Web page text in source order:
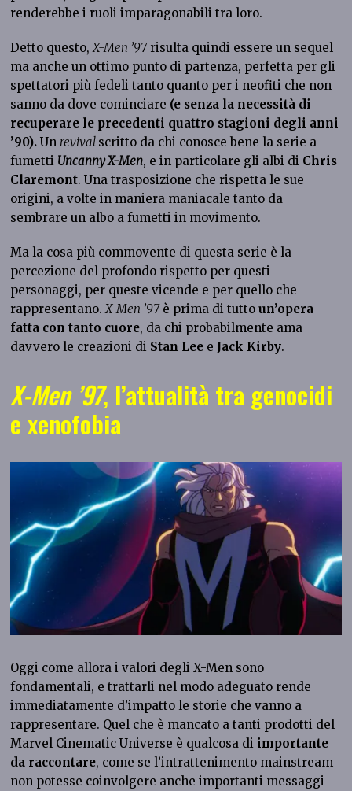
renderebbe i ruoli imparagonabili tra loro.
Detto questo, X-Men ’97risulta quindi essere un sequel
ma anche un ottimo punto di partenza, perfetta per gli
spettatori più fedeli tanto quanto per i neofiti che non
sanno da dove cominciare (e senza la necessità di
recuperare le precedenti quattro stagioni degli anni
’90). Un revival scritto da chi conosce bene la serie a
fumetti Uncanny X-Men, e in particolare gli albi di Chris
Claremont. Una trasposizione che rispetta le sue
origini, a volte in maniera maniacale tanto da
sembrare un albo a fumetti in movimento.
Ma la cosa più commovente di questa serie è la
percezione del profondo rispetto per questi
personaggi, per queste vicende e per quello che
rappresentano. X-Men ’97è prima di tuttoun’opera
fatta con tanto cuore, da chi probabilmente ama
davvero le creazioni di Stan Lee e Jack Kirby.
X-Men ’97, l’attualità tra genocidi
e xenofobia
Oggi come allora i valori degli X-Men sono
fondamentali, e trattarli nel modo adeguato rende
immediatamente d’impatto le storie che vanno a
rappresentare. Quel che è mancato a tanti prodotti del
Marvel Cinematic Universe è qualcosa di importante
da raccontare, come se l’intrattenimento mainstream
non potesse coinvolgere anche importanti messaggi